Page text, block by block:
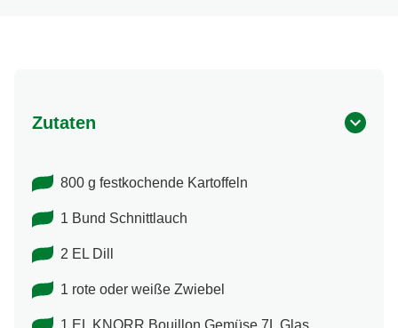
Zutaten
800 g festkochende Kartoffeln
1 Bund Schnittlauch
2 EL Dill
1 rote oder weiße Zwiebel